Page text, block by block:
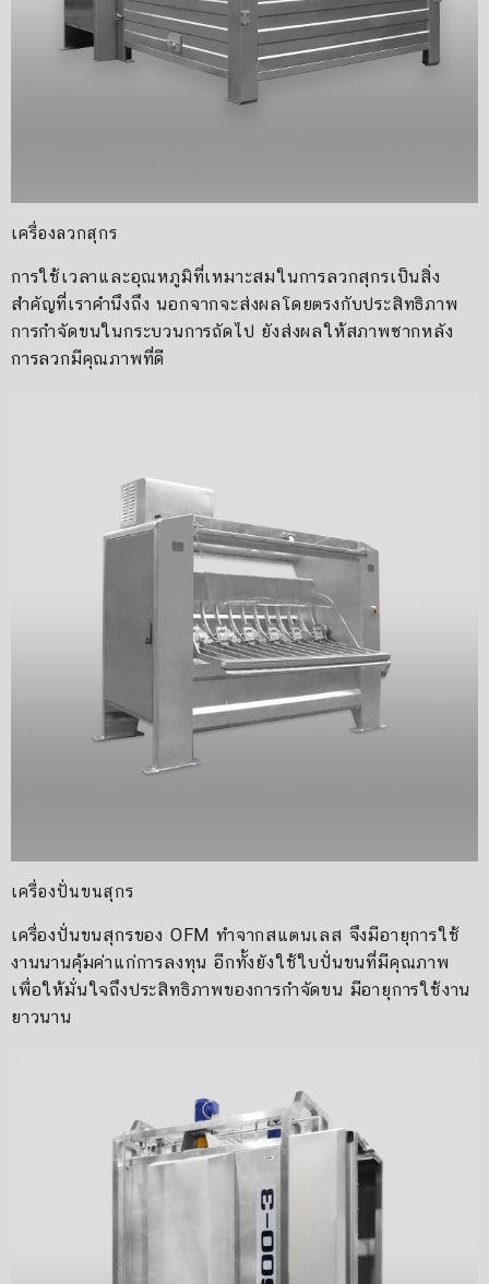
เครื่องลวกสุกร
การใช้เวลาและอุณหภูมิที่เหมาะสมในการลวกสุกรเป็นสิ่ง
สำคัญที่เราคำนึงถึง นอกจากจะส่งผลโดยตรงกับประสิทธิภาพ
การกำจัดขนในกระบวนการถัดไป ยังส่งผลให้สภาพซากหลัง
การลวกมีคุณภาพที่ดี
เครื่องปั่นขนสุกร
เครื่องปั่นขนสุกรของ OFM ทำจากสแตนเลส จึงมีอายุการใช้
งานนานคุ้มค่าแก่การลงทุน อีกทั้งยังใช้ใบปั่นขนที่มีคุณภาพ
เพื่อให้มั่นใจถึงประสิทธิภาพของการกำจัดขน มีอายุการใช้งาน
ยาวนาน